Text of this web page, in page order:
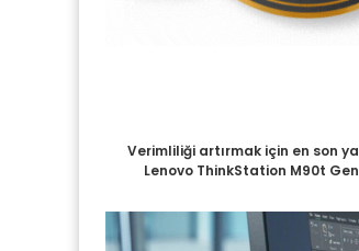
Verimliliği artırmak için en son
Lenovo ThinkStation M90t